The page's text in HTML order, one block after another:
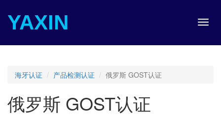
YAXIN
海牙认证 产品检测认证 俄罗斯 GOST认证
俄罗斯 GOST认证